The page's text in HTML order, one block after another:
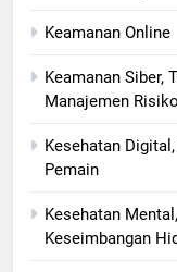
Keamanan Online
Keamanan Siber,
Manajemen
Kesehatan
Pemain
Kesehatan
Keseimbangan